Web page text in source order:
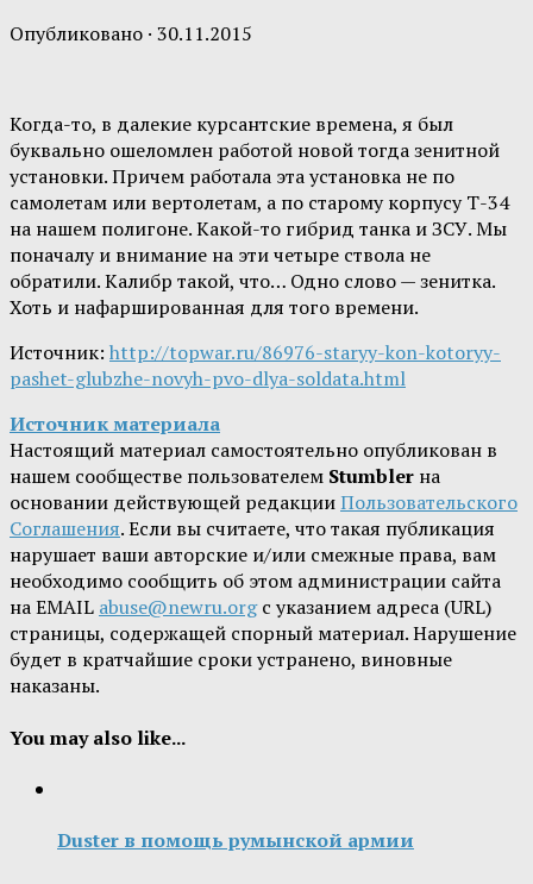
Опубликовано · 30.11.2015
Когда-то, в далекие курсантские времена, я был
буквально ошеломлен работой новой тогда зенитной
установки. Причем работала эта установка не по
самолетам или вертолетам, а по старому корпусу Т-34
на нашем полигоне. Какой-то гибрид танка и ЗСУ. Мы
поначалу и внимание на эти четыре ствола не
обратили. Калибр такой, что… Одно слово — зенитка.
Хоть и нафаршированная для того времени.
Источник: http://topwar.ru/86976-staryy-kon-kotoryy-
pashet-glubzhe-novyh-pvo-dlya-soldata.html
Источник материала
Настоящий материал самостоятельно опубликован в
нашем сообществе пользователем Stumbler на
основании действующей редакцииПользовательского
Соглашения. Если вы считаете, что такая публикация
нарушает ваши авторские и/или смежные права, вам
необходимо сообщить об этом администрации сайта
на EMAIL abuse@newru.orgс указанием адреса (URL)
страницы, содержащей спорный материал. Нарушение
будет в кратчайшие сроки устранено, виновные
наказаны.
You may also like...
Duster в помощь румынской армии